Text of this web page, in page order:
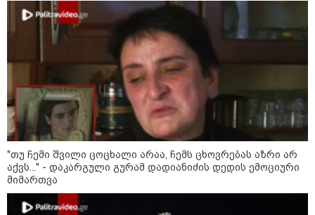
10:58 / 06-08-2026
"დადგება დრო და თქვენი დღევანდელი
"პოსტაობა" საკუთარ თავთან
შეგარცხვენთ... თქვენი შეცდომა არის
დანაშაულის ტოლფასი" - ეკა კუპატაძე
ნანუკა ჟორჟოლიანს
"თუ ჩემი შვილი ცოცხალი არაა, ჩემს ცხოვრებას აზრი არ
აქვს..." - დაკარგული გურამ დადიანიძის დედის ემოციური
მიმართვა